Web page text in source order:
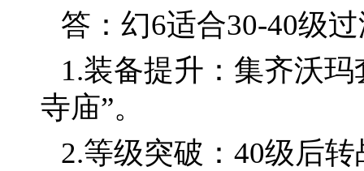
答：幻6适合30-40级
1.装备提升：集齐沃
寺庙”。
2.等级突破：40级后